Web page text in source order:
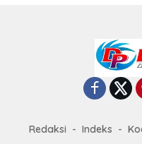
Redaksi Indeks